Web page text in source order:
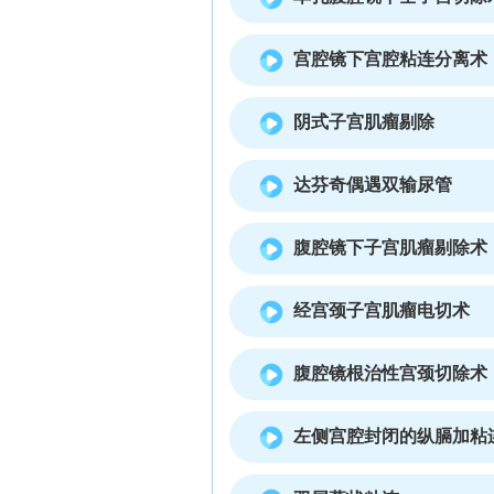
宫腔镜下宫腔粘连分离术
阴式子宫肌瘤剔除
达芬奇偶遇双输尿管
腹腔镜下子宫肌瘤剔除术
经宫颈子宫肌瘤电切术
腹腔镜根治性宫颈切除术
左侧宫腔封闭的纵膈加粘